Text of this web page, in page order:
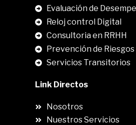
Evaluación de
Reloj control Digital
Consultoria en RRHH
Prevención de Riesgos
Servicios Transitorios
Link Directos
Nosotros
Nuestros Servicios